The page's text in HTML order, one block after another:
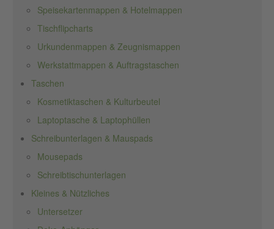
Speisekartenmappen & Hotelmappen
Tischflipcharts
Urkundenmappen & Zeugnismappen
Werkstattmappen & Auftragstaschen
Taschen
Kosmetiktaschen & Kulturbeutel
Laptoptasche & Laptophüllen
Schreibunterlagen & Mauspads
Mousepads
Schreibtischunterlagen
Kleines & Nützliches
Untersetzer